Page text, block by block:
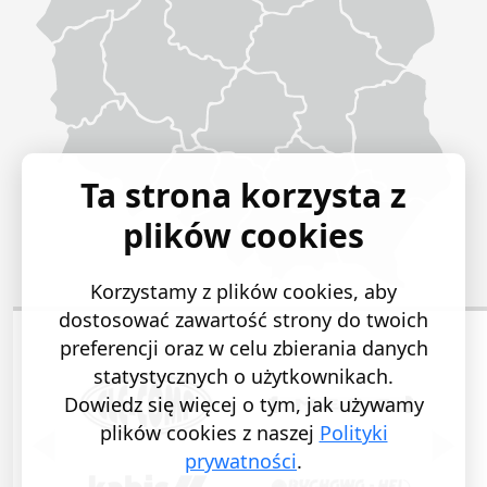
POPRZEDNI SLAJD
Ta strona korzysta z
plików cookies
Korzystamy z plików cookies, aby
dostosować zawartość strony do twoich
preferencji oraz w celu zbierania danych
statystycznych o użytkownikach.
Dowiedz się więcej o tym, jak używamy
plików cookies z naszej Polityki
prywatności.